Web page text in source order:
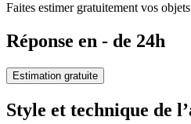
Faites estimer gratuitement vos
Réponse en - de 24h
Estimation gratuite
Style et technique de